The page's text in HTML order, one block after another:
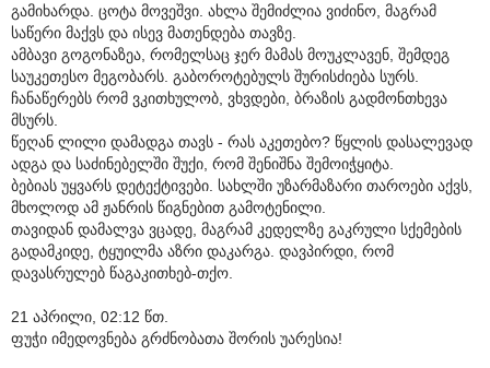
გამიხარდა. ცოტა მოვეშვი. ახლა შემიძლია ვიძინო, მაგრამ
საწერი მაქვს და ისევ მათენდება თავზე.
ამბავი გოგონაზეა, რომელსაც ჯერ მამას მოუკლავენ, შემდეგ
საუკეთესო მეგობარს. გაბოროტებულს შურისძიება სურს.
ჩანაწერებს რომ ვკითხულობ, ვხვდები, ბრაზის გადმონთხევა
მსურს.
წეღან ლილი დამადგა თავს - რას აკეთებო? წყლის დასალევად
ადგა და საძინებელში შუქი, რომ შენიშნა შემოიჭყიტა.
ბებიას უყვარს დეტექტივები. სახლში უზარმაზარი თაროები აქვს,
მხოლოდ ამ ჟანრის წიგნებით გამოტენილი.
თავიდან დამალვა ვცადე, მაგრამ კედელზე გაკრული სქემების
გადამკიდე, ტყუილმა აზრი დაკარგა. დავპირდი, რომ
დავასრულებ წაგაკითხებ-თქო.
21 აპრილი, 02:12 წთ.
ფუჭი იმედოვნება გრძნობათა შორის უარესია!